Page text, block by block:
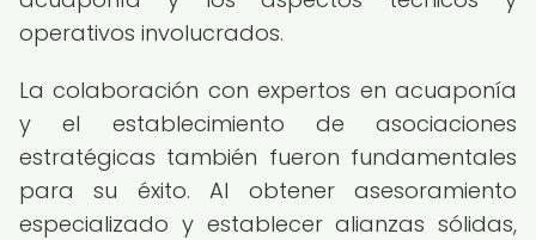
operativos involucrados.
La colaboración con expertos en acuaponía
y el establecimiento de asociaciones
estratégicas también fueron fundamentales
para su éxito. Al obtener asesoramiento
especializado y establecer alianzas sólidas,